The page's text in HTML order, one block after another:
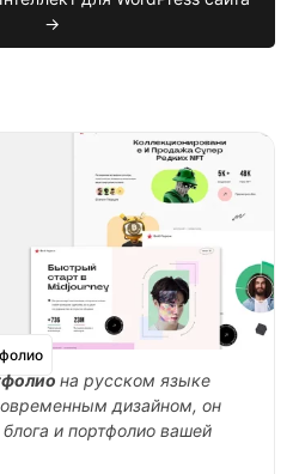
→
на русском языке
дизайном, он
и портфолио вашей